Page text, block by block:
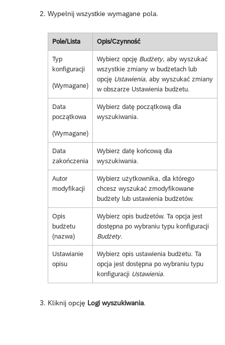
Wypełnij wszystkie wymagane pola.
Pole/Lista Opis/Czynność
Typ
konfiguracji
(Wymagane)
Wybierz opcję Budżety, aby wyszukać
wszystkie zmiany w budżetach lub
opcję Ustawienia, aby wyszukać zmiany
w obszarze Ustawienia budżetu.
Data
początkowa
(Wymagane)
Wybierz datę początkową dla
wyszukiwania.
Data
zakończenia
Wybierz datę końcową dla
wyszukiwania.
Autor
modyfikacji
Wybierz użytkownika, dla którego
chcesz wyszukać zmodyfikowane
budżety lub ustawienia budżetów.
Opis
budżetu
(nazwa)
Wybierz opis budżetów. Ta opcja jest
dostępna po wybraniu typu konfiguracji
Budżety.
Ustawianie
opisu
Wybierz opis ustawienia budżetu. Ta
opcja jest dostępna po wybraniu typu
konfiguracji Ustawienia.
Kliknij opcję Logi wyszukiwania.